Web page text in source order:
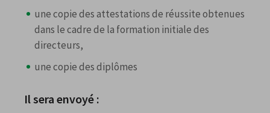
une copie des attestations de réussite obtenues
dans le cadre de la formation initiale des
directeurs,
une copie des diplômes
Il sera envoyé :